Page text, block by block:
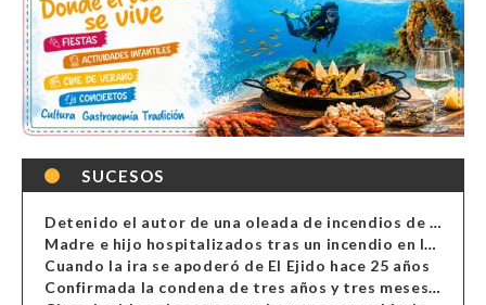
SUCESOS
Detenido el autor de una oleada de incendios de contenedores en Almería
Madre e hijo hospitalizados tras un incendio en la cocina de una vivienda en Almería
Cuando la ira se apoderó de El Ejido hace 25 años
Confirmada la condena de tres años y tres meses al hombre de Antas acusado de xenofobia